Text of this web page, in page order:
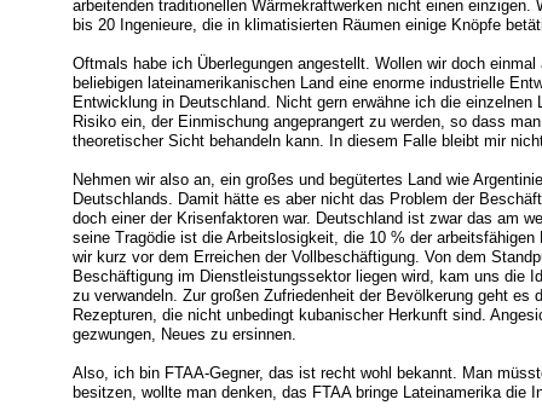
arbeitenden traditionellen Wärmekraftwerken nicht einen
bis 20 Ingenieure, die in klimatisierten Räumen einige Knöpfe
Oftmals habe ich Überlegungen angestellt. Wollen wir doch
beliebigen lateinamerikanischen Land eine enorme industrielle
Entwicklung in Deutschland. Nicht gern erwähne ich die einzelnen
Risiko ein, der Einmischung angeprangert zu werden, so dass
theoretischer Sicht behandeln kann. In diesem Falle bleibt mir
Nehmen wir also an, ein großes und begütertes Land wie
Deutschlands. Damit hätte es aber nicht das Problem der
doch einer der Krisenfaktoren war. Deutschland ist zwar das am
seine Tragödie ist die Arbeitslosigkeit, die 10 % der
wir kurz vor dem Erreichen der Vollbeschäftigung. Von dem
Beschäftigung im Dienstleistungssektor liegen wird, kam uns die
zu verwandeln. Zur großen Zufriedenheit der Bevölkerung geht es
Rezepturen, die nicht unbedingt kubanischer Herkunft sind.
gezwungen, Neues zu ersinnen.
Also, ich bin FTAA-Gegner, das ist recht wohl bekannt. Man
besitzen, wollte man denken, das FTAA bringe Lateinamerika die